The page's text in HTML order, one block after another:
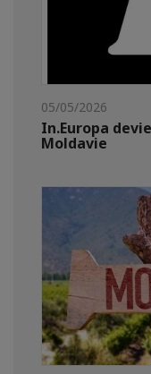
05/05/2026
In.Europa
Moldavie